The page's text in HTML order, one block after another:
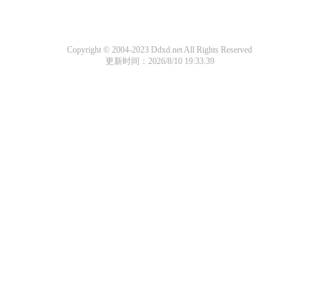
Copyright © 2004-2023 Ddxd.net All Rights Reserved
更新时间：2026/8/10 19:33:39